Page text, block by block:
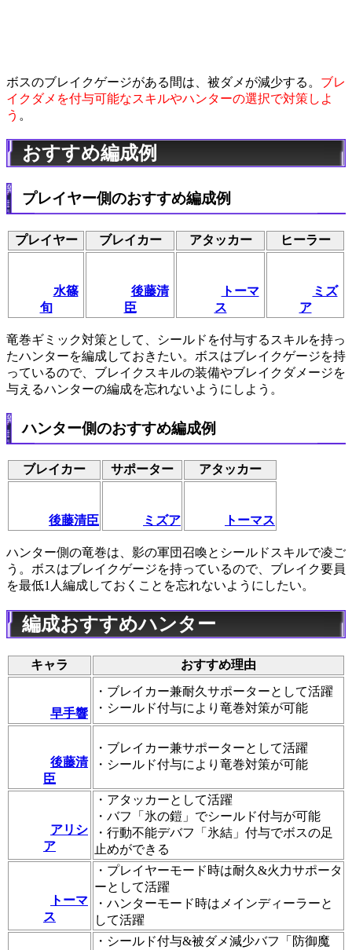
ボスのブレイクゲージがある間は、被ダメが減少する。 ブレ
イクダメを付与可能なスキルやハンターの選択で対策しよ
う 。
おすすめ編成例
プレイヤー側のおすすめ編成例
プレイヤー ブレイカー アタッカー ヒーラー
水篠
旬
後藤清
臣
トーマ
ス
ミズ
ア
竜巻ギミック対策として、シールドを付与するスキルを持っ
たハンターを編成しておきたい。ボスはブレイクゲージを持
っているので、ブレイクスキルの装備やブレイクダメージを
与えるハンターの編成を忘れないようにしよう。
ハンター側のおすすめ編成例
ブレイカー サポーター アタッカー
後藤清臣 ミズア トーマス
ハンター側の竜巻は、影の軍団召喚とシールドスキルで凌ご
う。ボスはブレイクゲージを持っているので、ブレイク要員
を最低1人編成しておくことを忘れないようにしたい。
編成おすすめハンター
キャラ おすすめ理由
早手響
・ブレイカー兼耐久サポーターとして活躍
・シールド付与により竜巻対策が可能
後藤清
臣
・ブレイカー兼サポーターとして活躍
・シールド付与により竜巻対策が可能
アリシ
ア
・アタッカーとして活躍
・バフ「氷の鎧」でシールド付与が可能
・行動不能デバフ「氷結」付与でボスの足
止めができる
トーマ
ス
・プレイヤーモード時は耐久&火力サポータ
ーとして活躍
・ハンターモード時はメインディーラーと
して活躍
・シールド付与&被ダメ減少バフ「防御魔